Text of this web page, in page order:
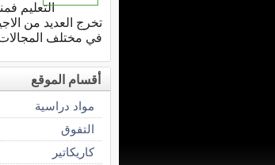
التعليم
تخرج العديد من
في مختلف
أقسام الموقع
مواد دراسية
التفوق
كاريكاتير